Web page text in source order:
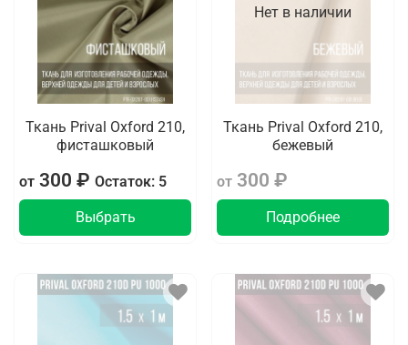
Ткань Prival Oxford 210,
фисташковый
от300 ₽ Остаток: 5
Выбрать
Нет в наличии
Ткань Prival Oxford 210,
бежевый
от300 ₽
Подробнее